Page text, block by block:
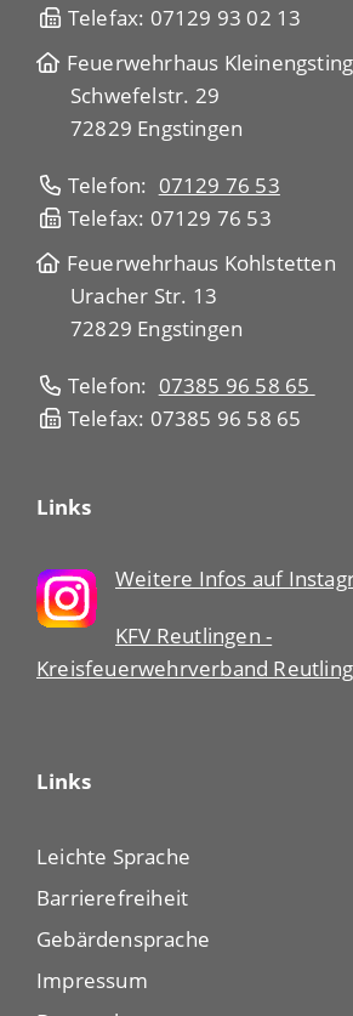
Telefax: 07129 93 02 13
Feuerwehrhaus
Schwefelstr. 29
72829 Engstingen
Telefon: 07129 76 53
Telefax: 07129 76 53
Feuerwehrhaus Kohlstetten
Uracher Str. 13
72829 Engstingen
Telefon: 07385 96 58 65
Telefax: 07385 96 58 65
Links
Weitere Infos auf
KFV Reutlingen -
Kreisfeuerwehrverband
Links
Leichte Sprache
Barrierefreiheit
Gebärdensprache
Impressum